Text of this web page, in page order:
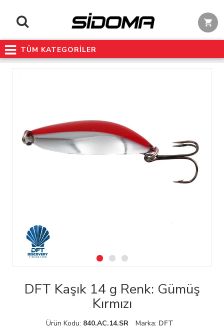
TÜM KATEGORİLER
DFT Kaşık 14 g Renk: Gümüş
Kırmızı
Ürün Kodu: 840.AC.14.SR Marka: DFT